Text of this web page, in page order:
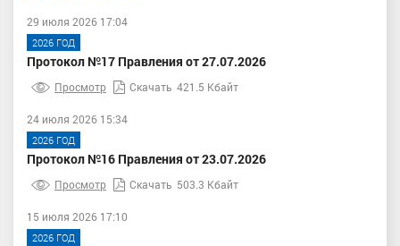
29 июля 2026 17:04
2026 ГОД
Протокол №17 Правления от 27.07.2026
Просмотр Скачать 421.5 Кбайт
24 июля 2026 15:34
2026 ГОД
Протокол №16 Правления от 23.07.2026
Просмотр Скачать 503.3 Кбайт
15 июля 2026 17:10
2026 ГОД